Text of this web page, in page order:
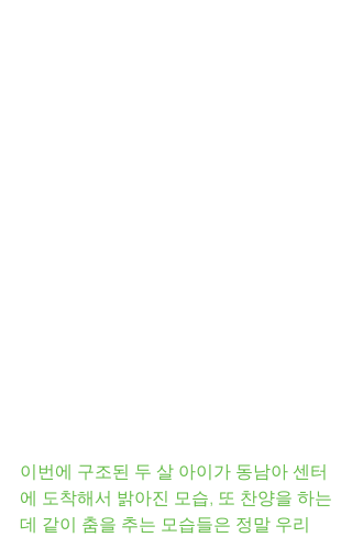
이번에 구조된 두 살 아이가 동남아 센터
에 도착해서 밝아진 모습, 또 찬양을 하는
데 같이 춤을 추는 모습들은 정말 우리